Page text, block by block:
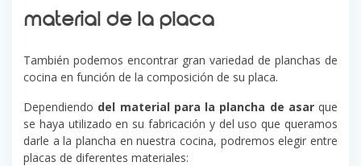
material de la placa
También podemos encontrar gran variedad de planchas de
cocina en función de la composición de su placa.
Dependiendo del material para la plancha de asarque
se haya utilizado en su fabricación y del uso que queramos
darle a la plancha en nuestra cocina, podremos elegir entre
placas de diferentes materiales: